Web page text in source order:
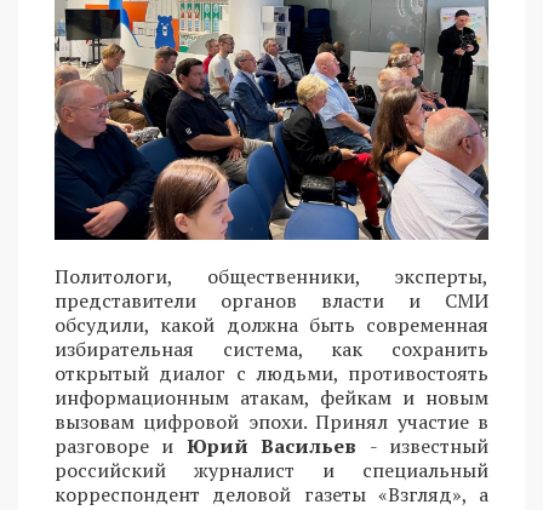
Политологи, общественники, эксперты,
представители органов власти и СМИ
обсудили, какой должна быть современная
избирательная система, как сохранить
открытый диалог с людьми, противостоять
информационным атакам, фейкам и новым
вызовам цифровой эпохи. Принял участие в
разговоре и Юрий Васильев - известный
российский журналист и специальный
корреспондент деловой газеты «Взгляд», а